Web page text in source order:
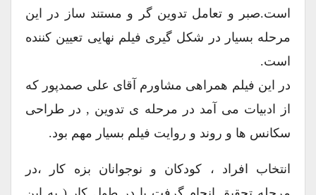
است.صبر و تعامل تدوین گر و مستند ساز در این
مرحله بسیار در شکل گیری فیلم نهایی تعیین کننده
است.
در این فیلم همراهی مشاورم آقای علی صمدپور که
از ادبیات می آمد در مرحله ی تدوین , در طراحی
سکانس ها و روند و روایت فیلم بسیار مهم بود.
انتخاب افراد ، کودکان و نوجوانان بزه کار ،در